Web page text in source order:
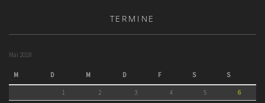
TERMINE
Mai 2018
M D M D F S S
1 2 3 4 5
6